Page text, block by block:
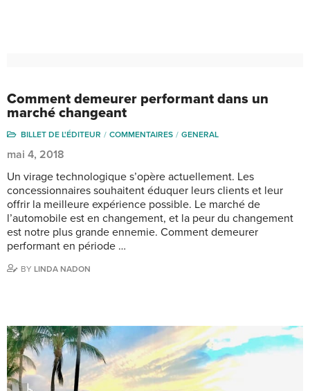
Comment demeurer performant dans un
marché changeant
BILLET DE L'ÉDITEUR COMMENTAIRES GENERAL
mai 4, 2018
Un virage technologique s’opère actuellement. Les
concessionnaires souhaitent éduquer leurs clients et leur
offrir la meilleure expérience possible. Le marché de
l’automobile est en changement, et la peur du changement
est notre plus grande ennemie. Comment demeurer
performant en période …
BY LINDA NADON